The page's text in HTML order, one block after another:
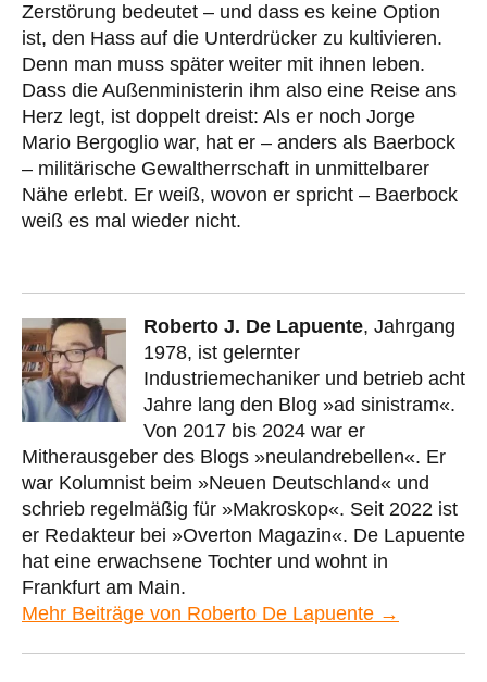
Zerstörung bedeutet – und dass es keine Option
ist, den Hass auf die Unterdrücker zu kultivieren.
Denn man muss später weiter mit ihnen leben.
Dass die Außenministerin ihm also eine Reise ans
Herz legt, ist doppelt dreist: Als er noch Jorge
Mario Bergoglio war, hat er – anders als Baerbock
– militärische Gewaltherrschaft in unmittelbarer
Nähe erlebt. Er weiß, wovon er spricht – Baerbock
weiß es mal wieder nicht.
Roberto J. De Lapuente, Jahrgang
1978, ist gelernter
Industriemechaniker und betrieb acht
Jahre lang den Blog »ad sinistram«.
Von 2017 bis 2024 war er
Mitherausgeber des Blogs »neulandrebellen«. Er
war Kolumnist beim »Neuen Deutschland« und
schrieb regelmäßig für »Makroskop«. Seit 2022 ist
er Redakteur bei »Overton Magazin«. De Lapuente
hat eine erwachsene Tochter und wohnt in
Frankfurt am Main.
Mehr Beiträge von Roberto De Lapuente →